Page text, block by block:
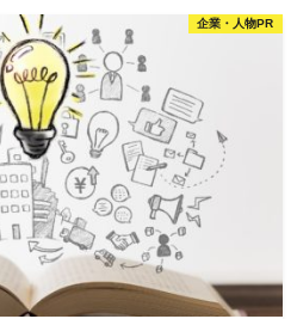
企業・人物PR